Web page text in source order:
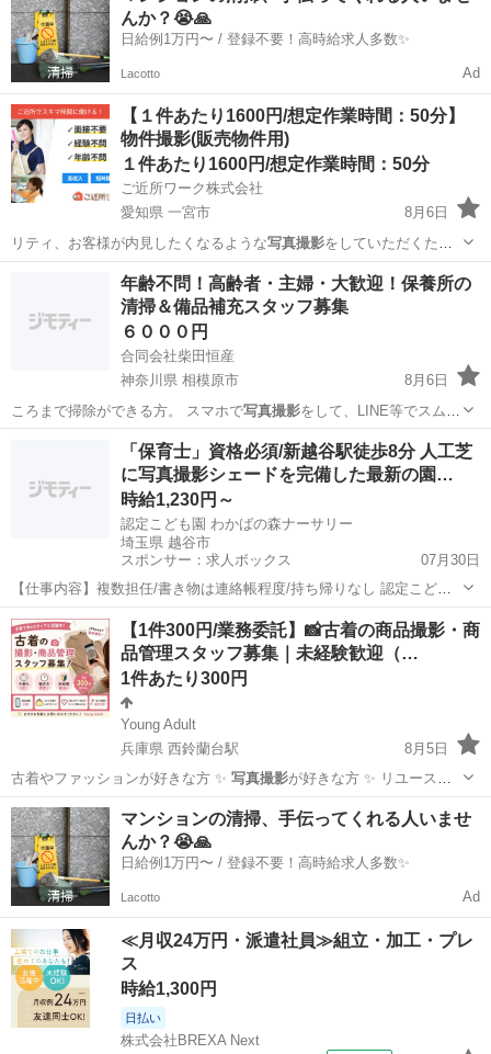
んか？😭🙏
日給例1万円〜 / 登録不要！高時給求人多数✨
Lacotto Ad
【１件あたり1600円/想定作業時間：50分】
物件撮影(販売物件用)
１件あたり1600円/想定作業時間：50分
ご近所ワーク株式会社
愛知県 一宮市
8月6日
リティ、お客様が内見したくなるような写真撮影をしていただくた
め、 撮影に使用して…その他
年齢不問！高齢者・主婦・大歓迎！保養所の
清掃＆備品補充スタッフ募集
６０００円
合同会社柴田恒産
神奈川県 相模原市
8月6日
ころまで掃除ができる方。 スマホで写真撮影をして、LINE等でスムー
ズに報告連…相模原市 清掃 スタッフ
「保育士」資格必須/新越谷駅徒歩8分 人工芝
に写真撮影シェードを完備した最新の園…
時給1,230円～
認定こども園 わかばの森ナーサリー
埼玉県 越谷市
スポンサー：求人ボックス
07月30日
【仕事内容】複数担任/書き物は連絡帳程度/持ち帰りなし 認定こども
園での保育業務です 0～5歳児のは幅広い年代の保育に携われます! 業
務経験や子育て経験を活かせるよう配置し、チーム保育でみんなで子
どもを見守ります! "チーム保育"...
アルバイト・パート
【1件300円/業務委託】📸古着の商品撮影・商
品管理スタッフ募集｜未経験歓迎（…
1件あたり300円
Young Adult
兵庫県 西鈴蘭台駅
8月5日
古着やファッションが好きな方 ✨ 写真撮影が好きな方 ✨ リユース業
界に興味…
兵庫 神戸市 西鈴蘭台駅 その他 古着
マンションの清掃、手伝ってくれる人いませ
んか？😭🙏
日給例1万円〜 / 登録不要！高時給求人多数✨
Lacotto Ad
≪月収24万円・派遣社員≫組立・加工・プレ
ス
時給1,300円
日払い
株式会社BREXA Next